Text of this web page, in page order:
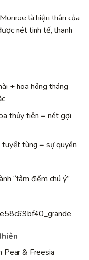
là hiện thân của
nét tinh tế, thanh
+ hoa hồng tháng
thủy tiên = nét gợi
tuyết tùng = sự quyến
“tâm điểm chú ý”
Pear & Freesia